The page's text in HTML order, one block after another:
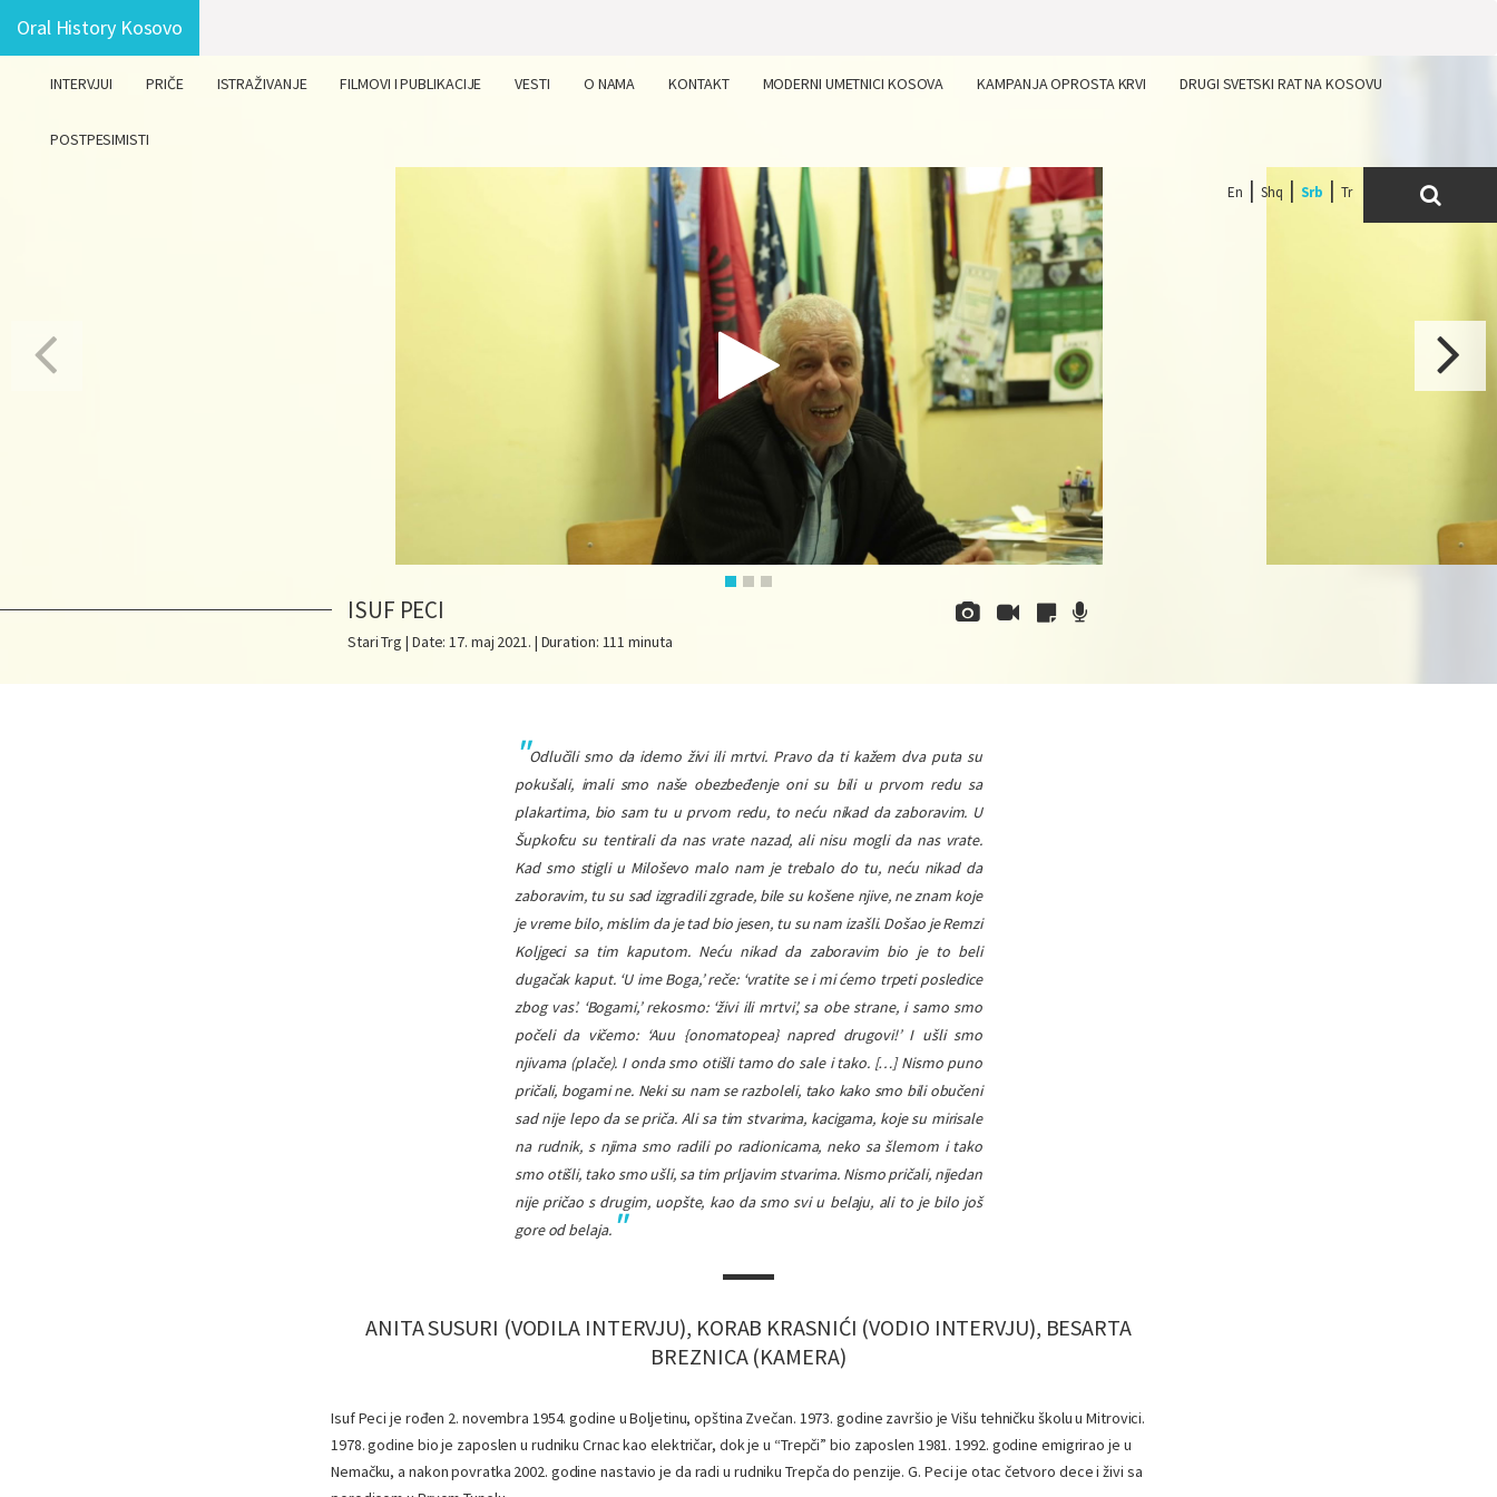
Oral History Kosovo
INTERVJUI PRIČE ISTRAŽIVANJE FILMOVI I PUBLIKACIJE VESTI O NAMA KONTAKT MODERNI UMETNICI KOSOVA KAMPANJA OPROSTA KRVI DRUGI SVETSKI RAT NA KOSOVU
POSTPESIMISTI
En Shq Srb
ISUF PECI
Stari Trg | Date: 17. maj 2021. | Duration: 111 minuta
Odlučili smo da idemo živi ili mrtvi. Pravo da ti kažem dva puta su
pokušali, imali smo naše obezbeđenje oni su bili u prvom redu sa
plakartima, bio sam tu u prvom redu, to neću nikad da zaboravim. U
Šupkofcu su tentirali da nas vrate nazad, ali nisu mogli da nas vrate.
Kad smo stigli u Miloševo malo nam je trebalo do tu, neću nikad da
zaboravim, tu su sad izgradili zgrade, bile su košene njive, ne znam koje
je vreme bilo, mislim da je tad bio jesen, tu su nam izašli. Došao je Remzi
Koljgeci sa tim kaputom. Neću nikad da zaboravim bio je to beli
dugačak kaput. ‘U ime Boga,’ reče: ‘vratite se i mi ćemo trpeti posledice
zbog vas’. ‘Bogami,’ rekosmo: ‘živi ili mrtvi’, sa obe strane, i samo smo
počeli da vičemo: ‘ Auu {onomatopea} napred drugovi!’ I ušli smo
njivama (plače). I onda smo otišli tamo do sale i tako. […] Nismo puno
pričali, bogami ne. Neki su nam se razboleli, tako kako smo bili obučeni
sad nije lepo da se priča. Ali sa tim stvarima, kacigama, koje su mirisale
na rudnik, s njima smo radili po radionicama, neko sa šlemom i tako
smo otišli, tako smo ušli, sa tim prljavim stvarima. Nismo pričali, nijedan
nije pričao s drugim, uopšte, kao da smo svi u belaju, ali to je bilo još
gore od belaja.
ANITA SUSURI (VODILA INTERVJU), KORAB KRASNIĆI (VODIO INTERVJU), BESARTA
BREZNICA (KAMERA)
Isuf Peci je rođen 2. novembra 1954. godine u Boljetinu, opština Zvečan. 1973. godine završio je Višu tehničku školu u Mitrovici.
1978. godine bio je zaposlen u rudniku Crnac kao električar, dok je u “Trepči” bio zaposlen 1981. 1992. godine emigrirao je u
Nemačku, a nakon povratka 2002. godine nastavio je da radi u rudniku Trepča do penzije. G. Peci je otac četvoro dece i živi sa